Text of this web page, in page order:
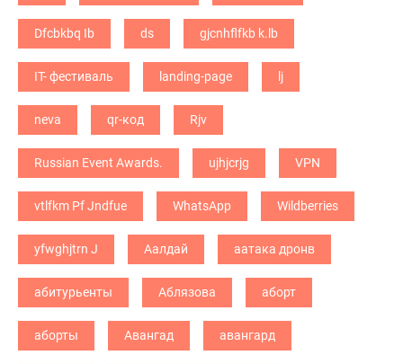
Dfcbkbq Ib ds gjcnhflfkb k.lb
IT- фестиваль landing-page lj
neva qr-код Rjv
Russian Event Awards. ujhjcrjg VPN
vtlfkm Pf Jndfue WhatsApp Wildberries
yfwghjtrn J Аалдай аатака дронв
абитурьенты Аблязова аборт
аборты Авангад авангард